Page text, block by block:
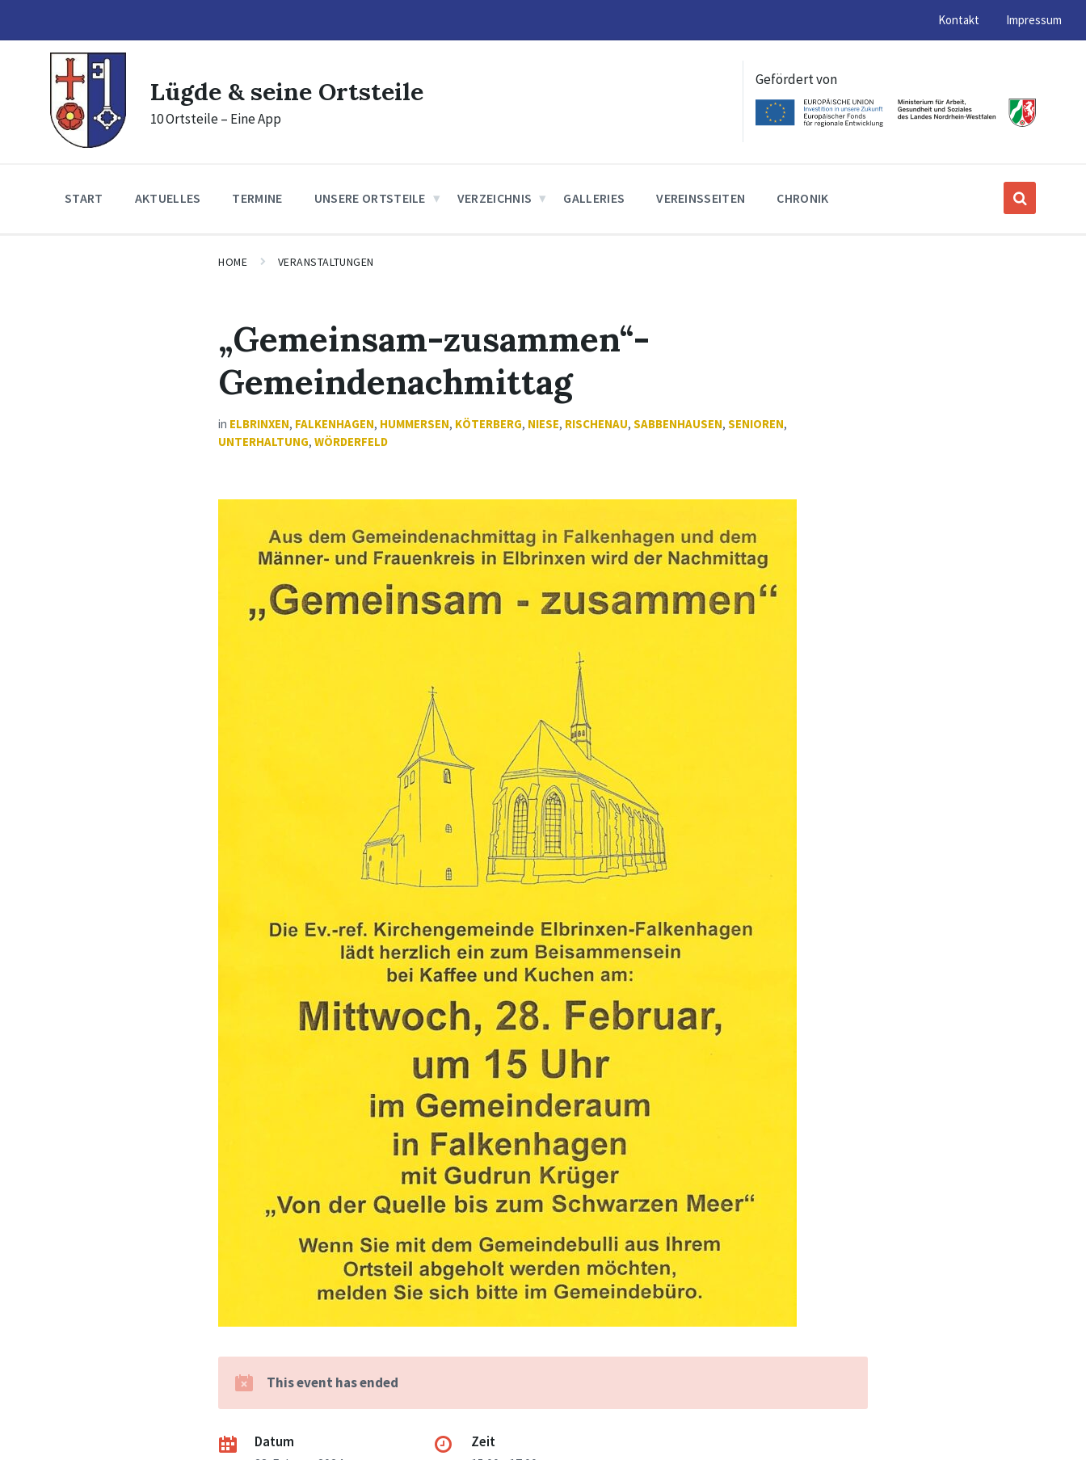
content
main
navigation
footer
Kontakt Impressum
Lügde & seine Ortsteile
10 Ortsteile – Eine App
Gefördert von
START AKTUELLES TERMINE UNSERE ORTSTEILE VERZEICHNIS GALLERIES VEREINSSEITEN CHRONIK
HOME VERANSTALTUNGEN
„Gemeinsam-zusammen“-
Gemeindenachmittag
in ELBRINXEN, FALKENHAGEN, HUMMERSEN, KÖTERBERG, NIESE, RISCHENAU,SABBENHAUSEN,SENIOREN,
UNTERHALTUNG,WÖRDERFELD
This event has ended
Datum Zeit